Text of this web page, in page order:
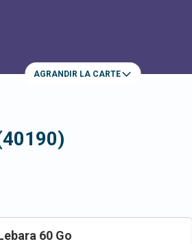
AGRANDIR LA CARTE
60 Go